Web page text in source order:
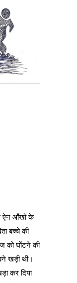
ऐन आँखों के
बच्चे की
को घोंटने की
खड़ी थी।
कर दिया